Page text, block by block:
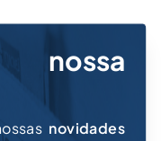
novidades